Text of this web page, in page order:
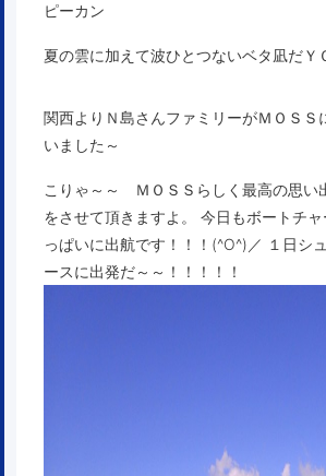
ピーカン
夏の雲に加えて波ひとつないベタ凪だＹ
関西よりＮ島さんファミリーがＭＯＳＳ
いました～
こりゃ～～ ＭＯＳＳらしく最高の思い
をさせて頂きますよ。 今日もボートチ
っぱいに出航です！！！(^O^)／ １日シ
ースに出発だ～～！！！！！